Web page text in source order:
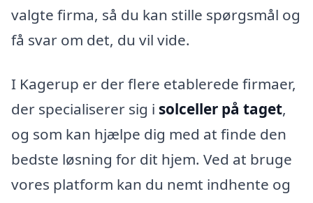
valgte firma, så du kan stille spørgsmål og
få svar om det, du vil vide.
I Kagerup er der flere etablerede firmaer,
der specialiserer sig i solceller på taget,
og som kan hjælpe dig med at finde den
bedste løsning for dit hjem. Ved at bruge
vores platform kan du nemt indhente og